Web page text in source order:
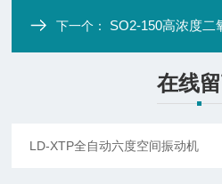
下一个： SO2-150高浓度二
在线